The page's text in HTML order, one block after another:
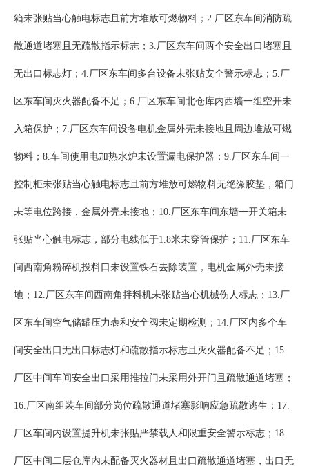
箱未张贴当心触电标志且前方堆放可燃物料；2.厂区东车间消防疏
散通道堵塞且无疏散指示标志；3.厂区东车间两个安全出口堵塞且
无出口标志灯；4.厂区东车间多台设备未张贴安全警示标志；5.厂
区东车间灭火器配备不足；6.厂区东车间北仓库内西墙一组空开未
入箱保护；7.厂区东车间设备电机金属外壳未接地且周边堆放可燃
物料；8.车间使用电加热水炉未设置漏电保护器；9.厂区东车间一
控制柜未张贴当心触电标志且前方堆放可燃物料无绝缘胶垫，箱门
未等电位跨接，金属外壳未接地；10.厂区东车间东墙一开关箱未
张贴当心触电标志，部分电线低于1.8米未穿管保护；11.厂区东车
间西南角粉碎机投料口未设置铁石去除装置，电机金属外壳未接
地；12.厂区东车间西南角拌料机未张贴当心机械伤人标志；13.厂
区东车间空气储罐压力表和安全阀未定期检测；14.厂区内多个车
间安全出口无出口标志灯和疏散指示标志且灭火器配备不足；15.
厂区中间车间安全出口采用推拉门未采用外开门且疏散通道堵塞；
16.厂区南组装车间部分岗位疏散通道堵塞影响应急疏散逃生；17.
厂区车间内设置提升机未张贴严禁载人和限重安全警示标志；18.
厂区中间二层仓库内未配备灭火器材且出口疏散通道堵塞，出口无